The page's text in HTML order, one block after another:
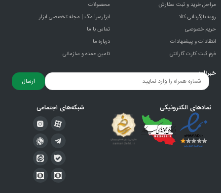
مراحل خرید و ثبت سفارش
رویه بازگردانی کالا
حریم خصوصی
انتقادات و پيشنهادات
فرم ثبت کارت گارانتی
محصولات
ابزارسرا مگ | مجله تخصصی ابزار
تماس با ما
درباره ما
تامین عمده و سازمانی
خبرنامه
ارسال
نمادهای الکترونیکی شبکه‌های اجتماعی